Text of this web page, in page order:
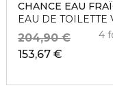
CHANCE EAU
EAU DE TOILETTE
153,67 €
204,90 € 4